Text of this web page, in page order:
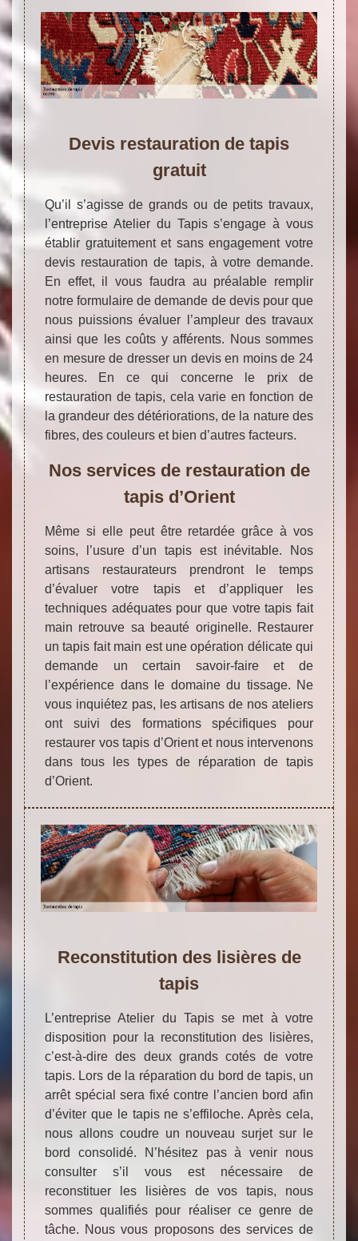
Devis restauration de tapis
gratuit
Qu’il s’agisse de grands ou de petits travaux,
l’entreprise Atelier du Tapis s’engage à vous
établir gratuitement et sans engagement votre
devis restauration de tapis, à votre demande.
En effet, il vous faudra au préalable remplir
notre formulaire de demande de devis pour que
nous puissions évaluer l’ampleur des travaux
ainsi que les coûts y afférents. Nous sommes
en mesure de dresser un devis en moins de 24
heures. En ce qui concerne le prix de
restauration de tapis, cela varie en fonction de
la grandeur des détériorations, de la nature des
fibres, des couleurs et bien d’autres facteurs.
Nos services de restauration de
tapis d’Orient
Même si elle peut être retardée grâce à vos
soins, l’usure d’un tapis est inévitable. Nos
artisans restaurateurs prendront le temps
d’évaluer votre tapis et d’appliquer les
techniques adéquates pour que votre tapis fait
main retrouve sa beauté originelle. Restaurer
un tapis fait main est une opération délicate qui
demande un certain savoir-faire et de
l’expérience dans le domaine du tissage. Ne
vous inquiétez pas, les artisans de nos ateliers
ont suivi des formations spécifiques pour
restaurer vos tapis d’Orient et nous intervenons
dans tous les types de réparation de tapis
d’Orient.
Reconstitution des lisières de
tapis
L’entreprise Atelier du Tapis se met à votre
disposition pour la reconstitution des lisières,
c’est-à-dire des deux grands cotés de votre
tapis. Lors de la réparation du bord de tapis, un
arrêt spécial sera fixé contre l’ancien bord afin
d’éviter que le tapis ne s’effiloche. Après cela,
nous allons coudre un nouveau surjet sur le
bord consolidé. N’hésitez pas à venir nous
consulter s’il vous est nécessaire de
reconstituer les lisières de vos tapis, nous
sommes qualifiés pour réaliser ce genre de
tâche. Nous vous proposons des services de